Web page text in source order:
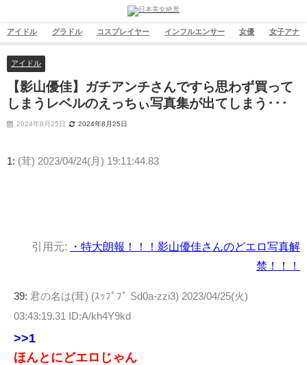
アイドル グラドル コスプレイヤー インフルエンサー 女優 女子アナ
アイドル
【影山優佳】ガチアンチさんですら思わず買って
しまうレベルのえっちぃ写真集が出てしまう･･･
2024年8月25日 2024年8月25日
1: (茸) 2023/04/24(月) 19:11:44.83
引用元:
・特大朗報！！！影山優佳さんのどエロ写真解
禁！！！
39: 君の名は(茸) (ｽｯﾌﾟﾌﾟ Sd0a-zzi3) 2023/04/25(火)
03:43:19.31 ID:A/kh4Y9kd
>>1
ほんとにどエロじゃん